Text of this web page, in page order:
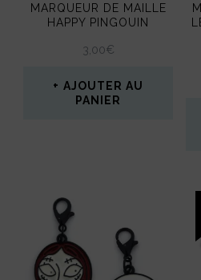
MARQUEUR DE MAILLE
HAPPY PINGOUIN
3,00€
AJOUTER AU
PANIER